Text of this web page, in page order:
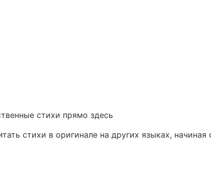
стихи прямо здесь
стихи в оригинале на других языках, начиная